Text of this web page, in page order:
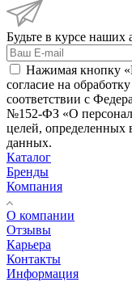
Будьте в курсе наших
Нажимая кнопку
согласие на обработку
соответствии с
№152-ФЗ «О
целей, определенных
данных.
Каталог
Бренды
Компания
О компании
Отзывы
Карьера
Контакты
Информация